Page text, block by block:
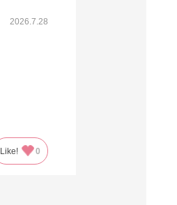
2026.7.28
Like! 0